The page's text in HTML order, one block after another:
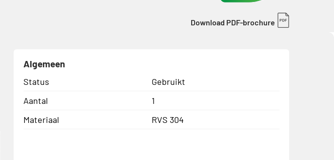
Download PDF-brochure
Algemeen
Status
Gebruikt
Aantal
1
Materiaal
RVS 304